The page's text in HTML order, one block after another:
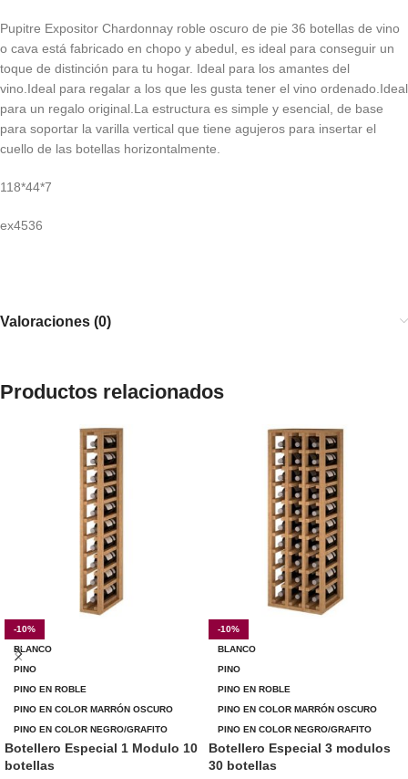
Pupitre Expositor Chardonnay roble oscuro de pie 36 botellas de vino
o cava está fabricado en chopo y abedul, es ideal para conseguir un
toque de distinción para tu hogar. Ideal para los amantes del
vino.Ideal para regalar a los que les gusta tener el vino ordenado.Ideal
para un regalo original.La estructura es simple y esencial, de base
para soportar la varilla vertical que tiene agujeros para insertar el
cuello de las botellas horizontalmente.
118*44*7
ex4536
Valoraciones (0)
Productos relacionados
-10%
BLANCO
PINO
PINO EN ROBLE
PINO EN COLOR MARRÓN OSCURO
PINO EN COLOR NEGRO/GRAFITO
Botellero Especial 1 Modulo 10
botellas
-10%
BLANCO
PINO
PINO EN ROBLE
PINO EN COLOR MARRÓN OSCURO
PINO EN COLOR NEGRO/GRAFITO
Botellero Especial 3 modulos
30 botellas